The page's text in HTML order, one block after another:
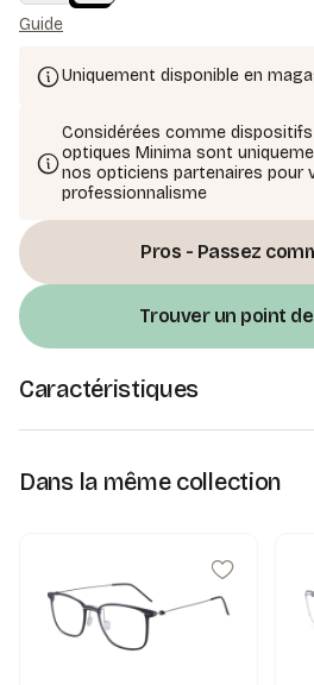
Guide
Uniquement disponible en
Considérées comme
optiques Minima sont
nos opticiens partenaires pour
professionnalisme
Pros - Passez
Trouver un point
Caractéristiques
Dans la même collection